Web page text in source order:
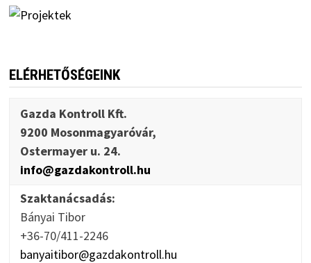
ELÉRHETŐSÉGEINK
Gazda Kontroll Kft.
9200 Mosonmagyaróvár,
Ostermayer u. 24.
info@gazdakontroll.hu
Szaktanácsadás:
Bányai Tibor
+36-70/411-2246
banyaitibor@gazdakontroll.hu